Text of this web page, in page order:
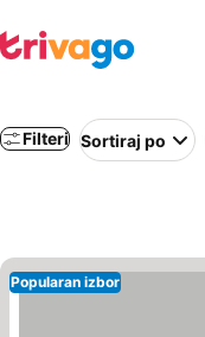
Filteri Sortiraj po
Popularan izbor